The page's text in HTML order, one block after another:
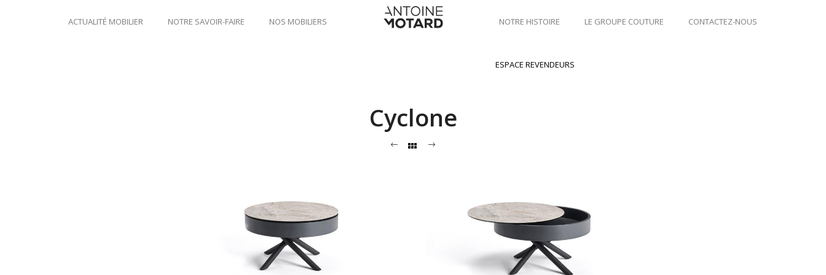
ACTUALITÉ MOBILIER NOTRE SAVOIR-FAIRE NOS MOBILIERS NOTRE HISTOIRE LE GROUPE COUTURE CONTACTEZ-NOUS
ESPACE REVENDEURS
Cyclone